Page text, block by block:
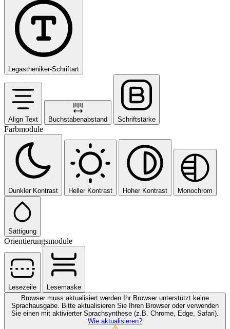
Legastheniker-Schriftart
Align Text Buchstabenabstand Schriftstärke
Farbmodule
Dunkler Kontrast Heller Kontrast Hoher Kontrast Monochrom
Sättigung
Orientierungsmodule
Lesezeile
Lesemaske
Browser muss aktualisiert werden Ihr Browser unterstützt keine
Sprachausgabe. Bitte aktualisieren Sie Ihren Browser oder verwenden
Sie einen mit aktivierter Sprachsynthese (z.B. Chrome, Edge, Safari).
Wie aktualisieren?